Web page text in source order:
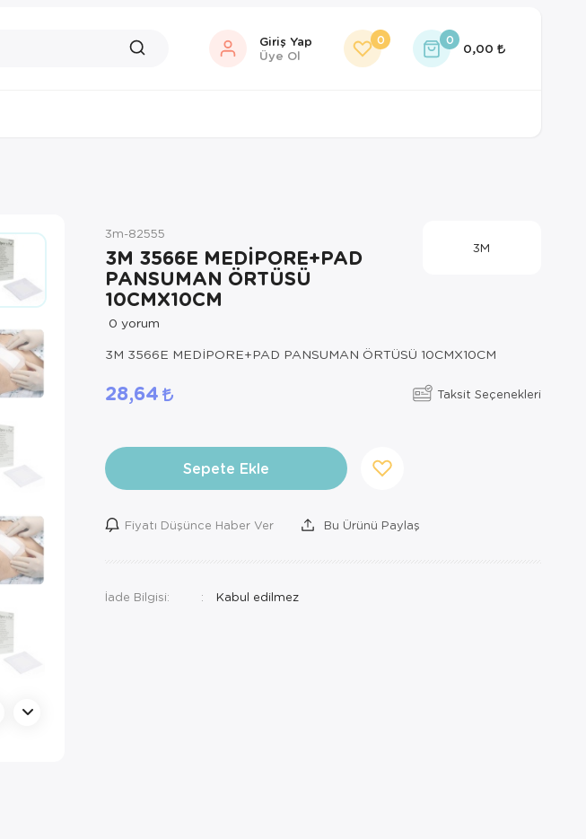
Giriş Yap
Üye Ol
0 0
0,00
3m-82555
3M 3566E MEDİPORE+PAD
PANSUMAN ÖRTÜSÜ
10CMX10CM
0 yorum
3M
3M 3566E MEDİPORE+PAD PANSUMAN ÖRTÜSÜ 10CMX10CM
28,64 Taksit Seçenekleri
Sepete Ekle
Fiyatı Düşünce Haber Ver Bu Ürünü Paylaş
İade Bilgisi: